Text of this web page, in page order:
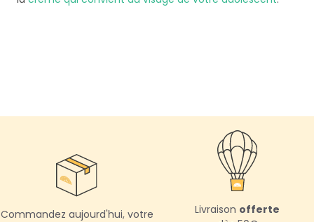
Commandez aujourd'hui, votre
Livraison offerte